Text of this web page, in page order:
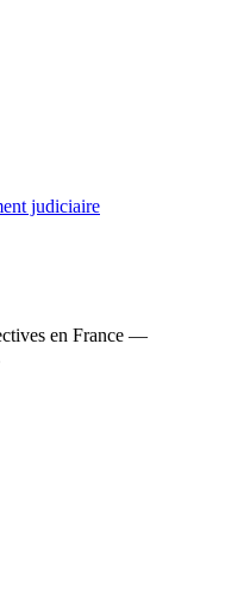
judiciaire
en France —